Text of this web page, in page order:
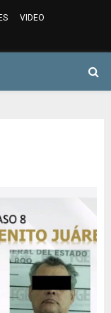
VIDEO